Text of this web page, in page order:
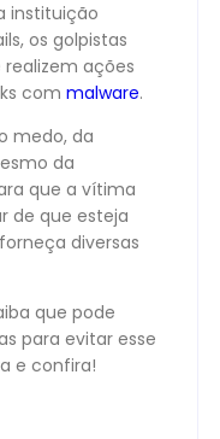
instituição
os golpistas
ações
com malware.
medo, da
da
que a vítima
de que esteja
diversas
que pode
para evitar esse
e confira!